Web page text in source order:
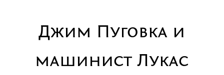
Джим Пуговка и
машинист Лукас